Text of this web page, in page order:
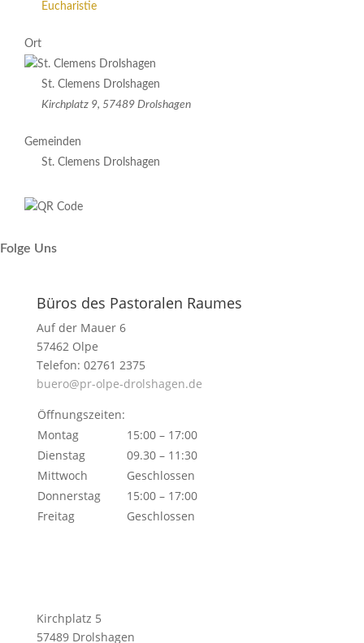
Eucharistie
Ort
St. Clemens Drolshagen
Kirchplatz 9, 57489 Drolshagen
Gemeinden
St. Clemens Drolshagen
Folge Uns
Büros des Pastoralen Raumes
Auf der Mauer 6
57462 Olpe
Telefon: 02761 2375
buero@pr-olpe-drolshagen.de
Öffnungszeiten:
Montag
15:00 – 17:00
Dienstag
09.30 – 11:30
Mittwoch
Geschlossen
Donnerstag
15:00 – 17:00
Freitag
Geschlossen
Kirchplatz 5
57489 Drolshagen